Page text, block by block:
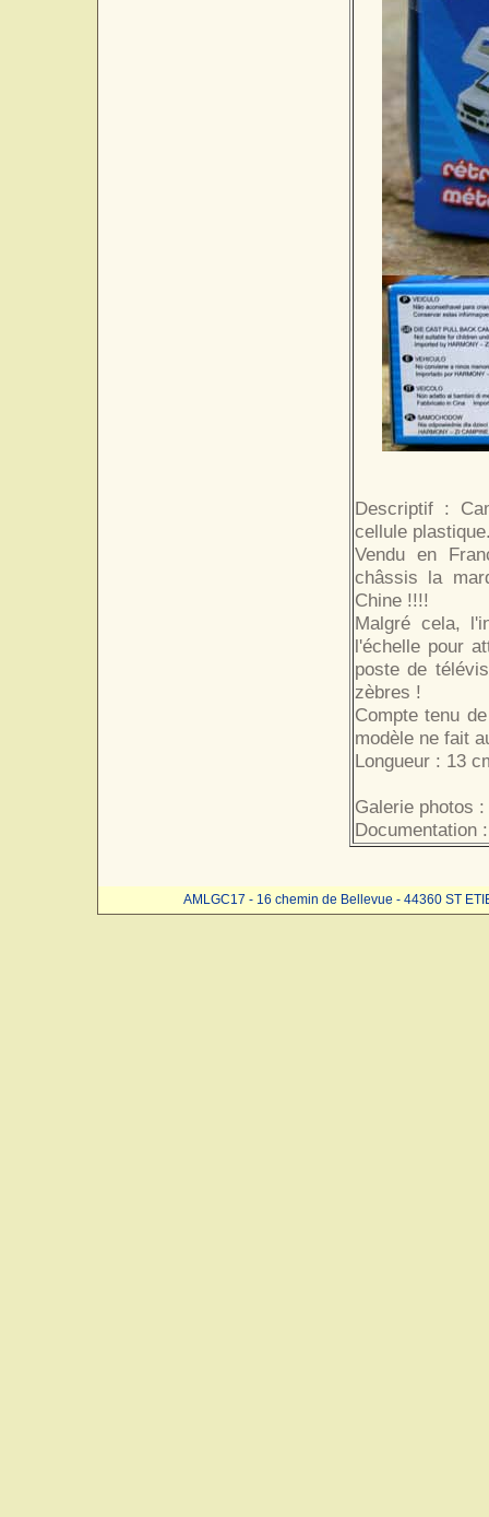
Descriptif :
cellule
Vendu en
châssis la
Chine !!!!
Malgré cela,
l'échelle pour
poste de
zèbres !
Compte tenu
modèle ne fait
Longueur : 13
Galerie photos :
Documentation :
AMLGC17 - 16 chemin de Bellevue - 44360 ST